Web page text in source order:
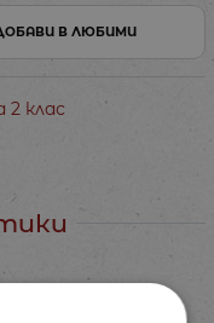
В ЛЮБИМИ
клас